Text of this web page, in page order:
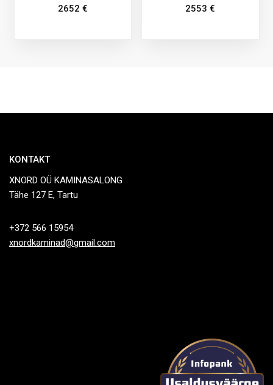
2652 €
2553€
KONTAKT
XNORD OÜ KAMINASALONG
Tähe 127 E, Tartu
+372 566 15954
xnordkaminad@gmail.com